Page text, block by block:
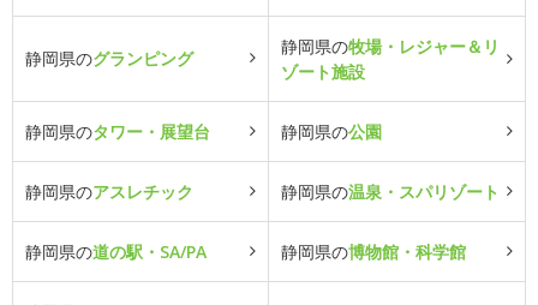
静岡県のグランピング
静岡県の牧場・レジャー＆リ
ゾート施設
静岡県のタワー・展望台 静岡県の公園
静岡県のアスレチック 静岡県の温泉・スパリゾート
静岡県の道の駅・SA/PA 静岡県の博物館・科学館